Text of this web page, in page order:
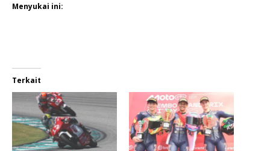
Menyukai ini:
Terkait